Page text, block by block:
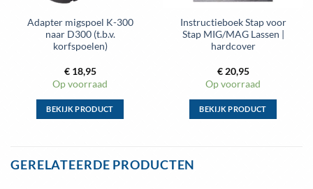
Adapter migspoel K-300
naar D300 (t.b.v.
korfspoelen)
€18,95
Op voorraad
BEKIJK PRODUCT
meerdere
Instructieboek Stap voor
Stap MIG/MAG Lassen |
hardcover
€20,95
Op voorraad
BEKIJK PRODUCT
GERELATEERDE PRODUCTEN